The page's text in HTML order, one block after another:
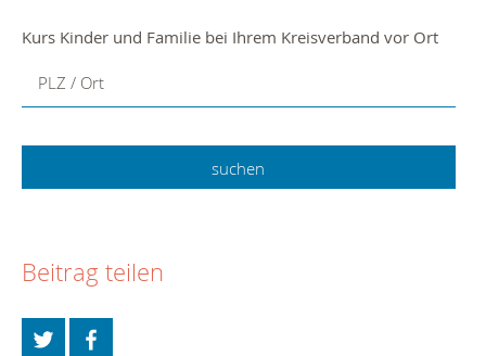
Kurs Kinder und Familie bei Ihrem Kreisverband vor Ort
PLZ / Ort
Beitrag teilen